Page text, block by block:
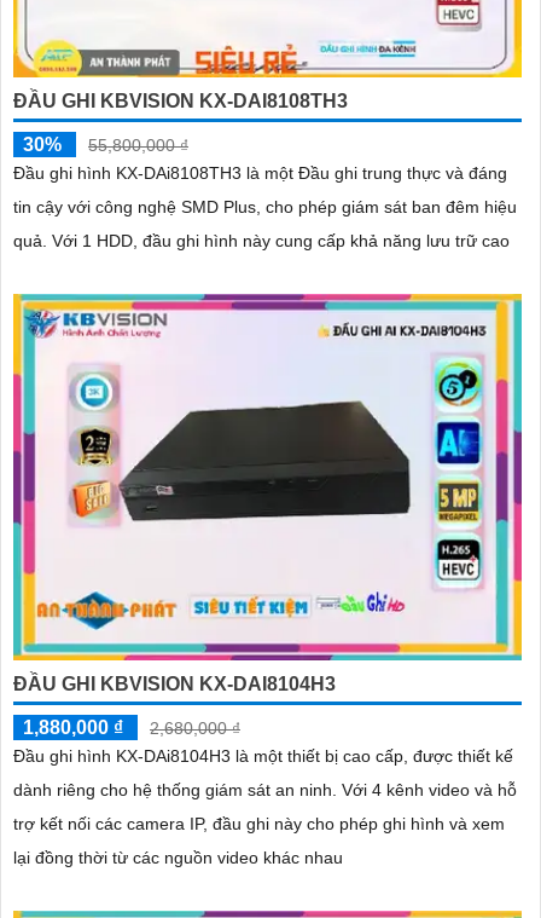
ĐẦU GHI KBVISION KX-DAI8108TH3
30%
55,800,000 ₫
Đầu ghi hình KX-DAi8108TH3 là một Đầu ghi trung thực và đáng
tin cậy với công nghệ SMD Plus, cho phép giám sát ban đêm hiệu
quả. Với 1 HDD, đầu ghi hình này cung cấp khả năng lưu trữ cao
ĐẦU GHI KBVISION KX-DAI8104H3
1,880,000 ₫
2,680,000 ₫
Đầu ghi hình KX-DAi8104H3 là một thiết bị cao cấp, được thiết kế
dành riêng cho hệ thống giám sát an ninh. Với 4 kênh video và hỗ
trợ kết nối các camera IP, đầu ghi này cho phép ghi hình và xem
lại đồng thời từ các nguồn video khác nhau